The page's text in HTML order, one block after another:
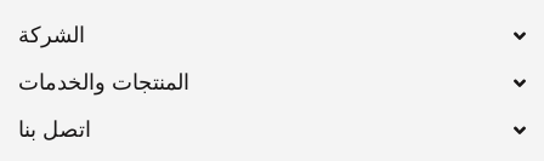
اتصل بنا